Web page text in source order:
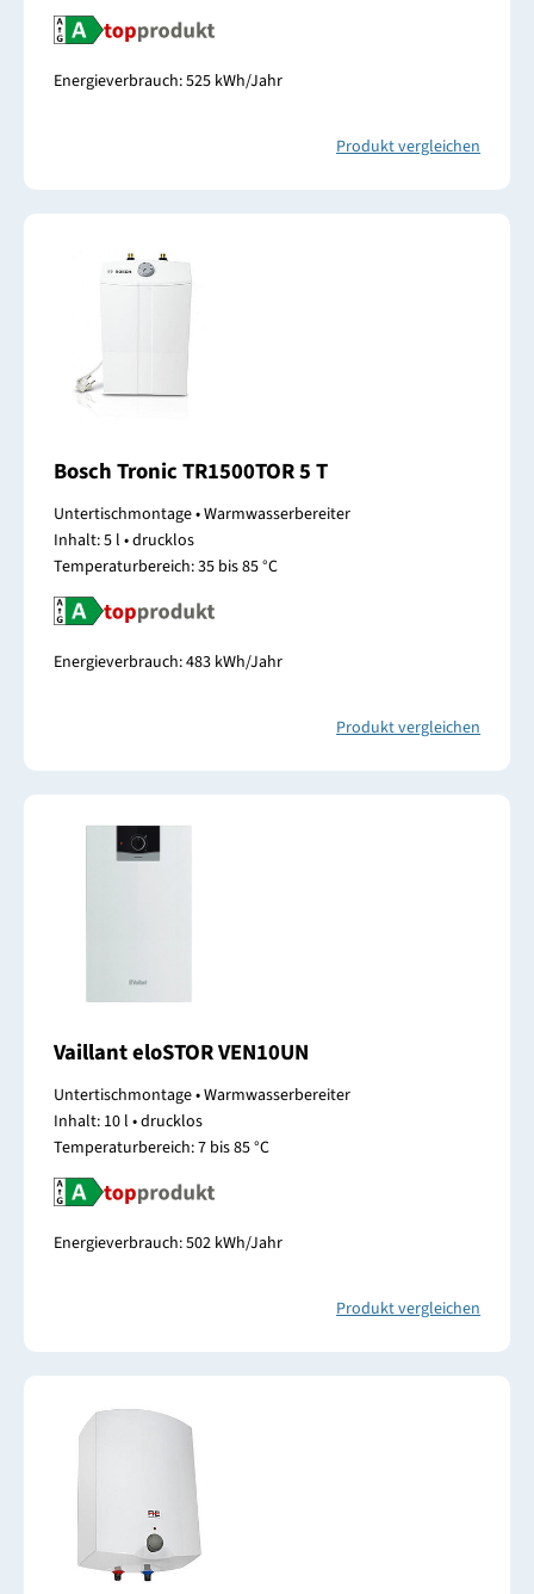
Energieverbrauch: 525 kWh/Jahr
Produkt vergleichen
Bosch Tronic TR1500TOR 5 T
Untertischmontage • Warmwasserbereiter
Inhalt: 5 l • drucklos
Temperaturbereich: 35 bis 85 °C
Energieverbrauch: 483 kWh/Jahr
Produkt vergleichen
Vaillant eloSTOR VEN10UN
Untertischmontage • Warmwasserbereiter
Inhalt: 10 l • drucklos
Temperaturbereich: 7 bis 85 °C
Energieverbrauch: 502 kWh/Jahr
Produkt vergleichen